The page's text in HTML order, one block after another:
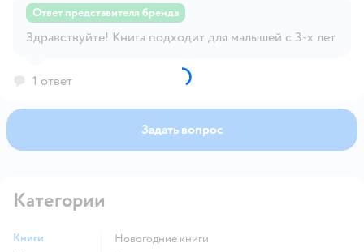
Открыть вопрос
Ответ представителя бренда
Здравствуйте! Книга подходит для малышей с 3-х лет
1 ответ
Задать вопрос
Категории
Книги
новогодние книги